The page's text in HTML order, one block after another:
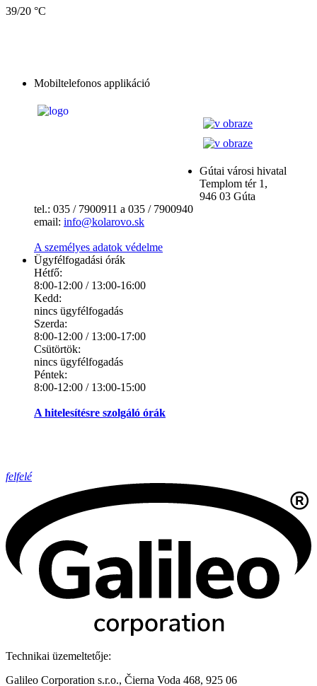
39/20 °C
Mobiltelefonos applikáció
Gútai városi hivatal
Templom tér 1,
946 03 Gúta
tel.: 035 / 7900911 a 035 / 7900940
email: info@kolarovo.sk
A személyes adatok védelme
Ügyfélfogadási órák
Hétfő:
8:00-12:00 / 13:00-16:00
Kedd:
nincs ügyfélfogadás
Szerda:
8:00-12:00 / 13:00-17:00
Csütörtök:
nincs ügyfélfogadás
Péntek:
8:00-12:00 / 13:00-15:00
A hitelesítésre szolgáló órák
felfelé
Technikai üzemeltetője:
Galileo Corporation s.r.o., Čierna Voda 468, 925 06